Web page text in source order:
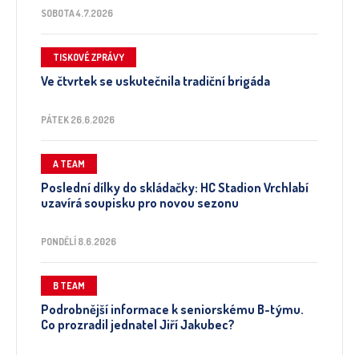
SOBOTA 4.7.2026
TISKOVÉ ZPRÁVY
Ve čtvrtek se uskutečnila tradiční brigáda
PÁTEK 26.6.2026
A TEAM
Poslední dílky do skládačky: HC Stadion Vrchlabí
uzavírá soupisku pro novou sezonu
PONDĚLÍ 8.6.2026
B TEAM
Podrobnější informace k seniorskému B-týmu.
Co prozradil jednatel Jiří Jakubec?